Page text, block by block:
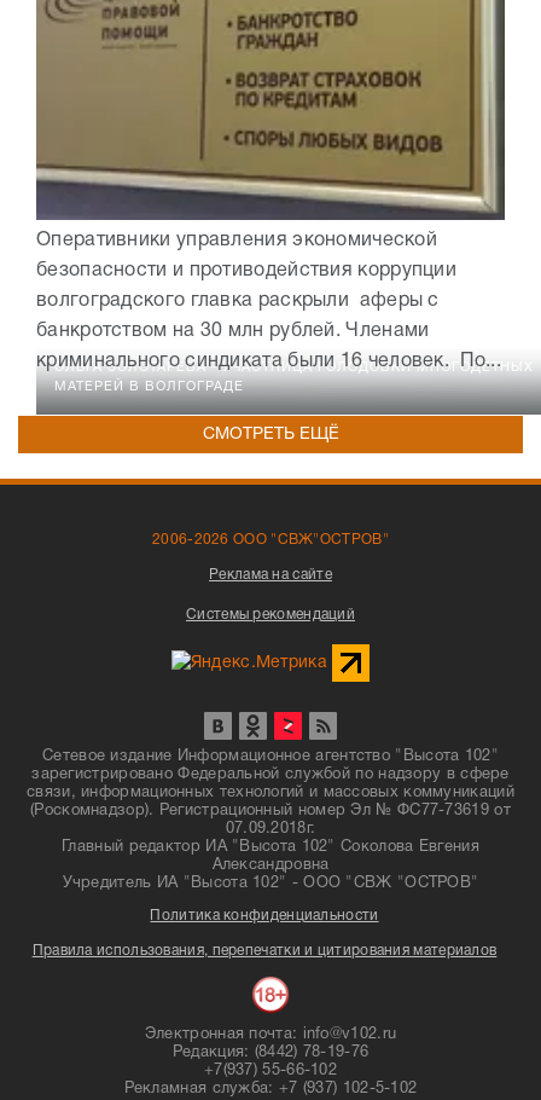
ОЛЬГА ЗОЛОТАРЕВА - УЧАСТНИЦА ГОЛОДОВКИ МНОГОДЕТНЫХ
МАТЕРЕЙ В ВОЛГОГРАДЕ
Оперативники управления экономической
безопасности и противодействия коррупции
волгоградского главка раскрыли аферы с
банкротством на 30 млн рублей. Членами
криминального синдиката были 16 человек. По...
СМОТРЕТЬ ЕЩЁ
2006-2026 ООО "СВЖ"ОСТРОВ"
Реклама на сайте
Системы рекомендаций
Сетевое издание Информационное агентство "Высота 102"
зарегистрировано Федеральной службой по надзору в сфере
связи, информационных технологий и массовых коммуникаций
(Роскомнадзор). Регистрационный номер Эл № ФС77-73619 от
07.09.2018г.
Главный редактор ИА "Высота 102" Соколова Евгения
Александровна
Учредитель ИА "Высота 102" - ООО "СВЖ "ОСТРОВ"
Политика конфиденциальности
Правила использования, перепечатки и цитирования материалов
Электронная почта: info@v102.ru
Редакция: (8442) 78-19-76
+7(937) 55-66-102
Рекламная служба: +7 (937) 102-5-102